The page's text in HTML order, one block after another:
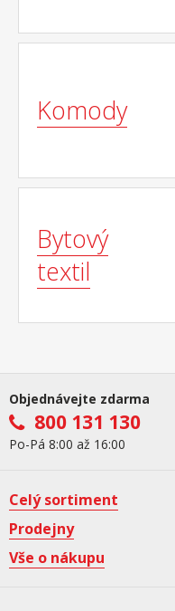
Komody
Bytový
textil
Objednávejte zdarma
800 131 130
Po-Pá 8:00 až 16:00
Celý sortiment
Prodejny
Vše o nákupu